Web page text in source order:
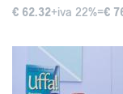
€ 62.32+iva 22%=€